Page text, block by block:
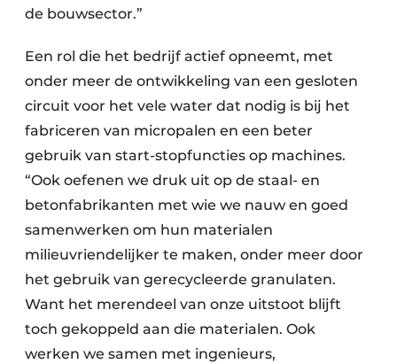
de bouwsector.”
Een rol die het bedrijf actief opneemt, met
onder meer de ontwikkeling van een gesloten
circuit voor het vele water dat nodig is bij het
fabriceren van micropalen en een beter
gebruik van start-stopfuncties op machines.
“Ook oefenen we druk uit op de staal- en
betonfabrikanten met wie we nauw en goed
samenwerken om hun materialen
milieuvriendelijker te maken, onder meer door
het gebruik van gerecycleerde granulaten.
Want het merendeel van onze uitstoot blijft
toch gekoppeld aan die materialen. Ook
werken we samen met ingenieurs,